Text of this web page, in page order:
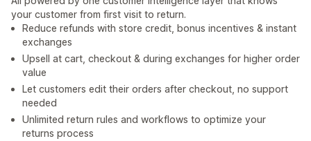
your customer from first visit to return.
Reduce refunds with store credit, bonus incentives & instant
exchanges
Upsell at cart, checkout & during exchanges for higher order
value
Let customers edit their orders after checkout, no support
needed
Unlimited return rules and workflows to optimize your
returns process